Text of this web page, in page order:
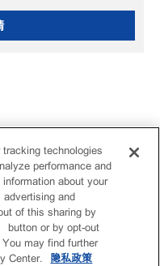
technologies
performance and
about your
advertising and
of this sharing by
button or by opt-out
may find further
Center.
隐私政策